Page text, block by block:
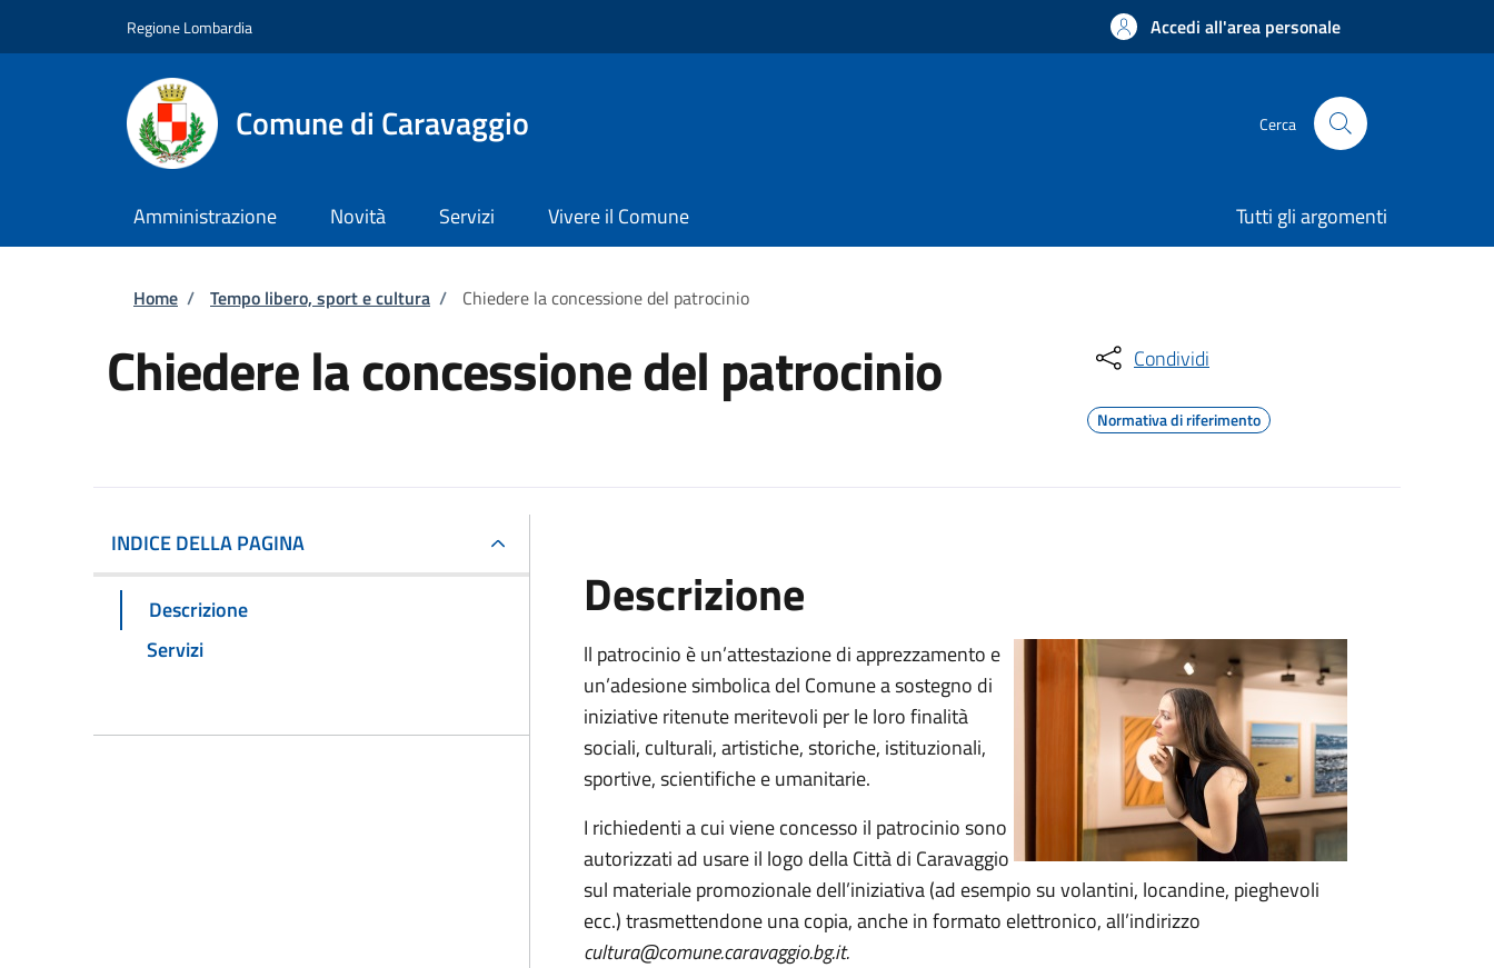
Regione Lombardia Accedi all'area personale
Comune di Caravaggio Cerca
Amministrazione Novità Servizi Vivere il Comune Tutti gli argomenti
Briciole di pane
Home / Tempo libero, sport e cultura / Chiedere la concessione del patrocinio
Chiedere la concessione del patrocinio Condividi
Normativa di riferimento
INDICE DELLA PAGINA
Descrizione
Servizi
Descrizione
ll patrocinio è un’attestazione di apprezzamento e
un’adesione simbolica del Comune a sostegno di
iniziative ritenute meritevoli per le loro finalità
sociali, culturali, artistiche, storiche, istituzionali,
sportive, scientifiche e umanitarie.
I richiedenti a cui viene concesso il patrocinio sono
autorizzati ad usare il logo della Città di Caravaggio
sul materiale promozionale dell’iniziativa (ad esempio su volantini, locandine, pieghevoli
ecc.) trasmettendone una copia, anche in formato elettronico, all’indirizzo
cultura@comune.caravaggio.bg.it.